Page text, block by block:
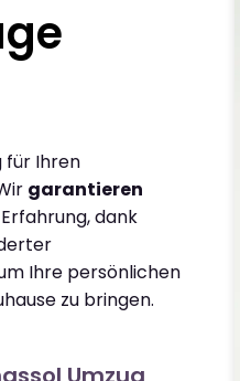
für Ihren
garantieren
dank
Ihre persönlichen
zu bringen.